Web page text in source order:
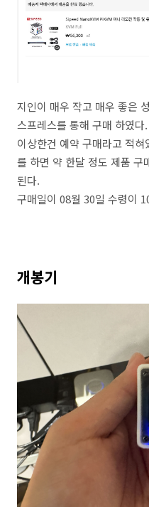
지인이 매우 작고 매우 좋은
스프레스를 통해 구매 하였다.
이상한건 예약 구매라고 적
를 하면 약 한달 정도 제품 구
된다.
구매일이 08월 30일 수령이
개봉기